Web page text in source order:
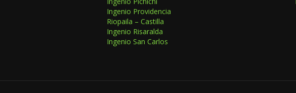
Ingenio Providencia
Riopaila – Castilla
Ingenio Risaralda
Ingenio San Carlos